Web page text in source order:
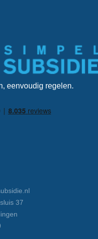
eenvoudig regelen.
37